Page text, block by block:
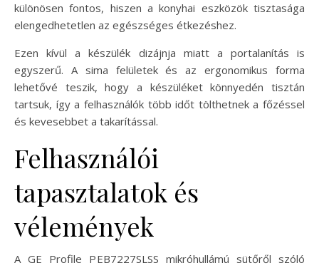
különösen fontos, hiszen a konyhai eszközök tisztasága
elengedhetetlen az egészséges étkezéshez.
Ezen kívül a készülék dizájnja miatt a portalanítás is
egyszerű. A sima felületek és az ergonomikus forma
lehetővé teszik, hogy a készüléket könnyedén tisztán
tartsuk, így a felhasználók több időt tölthetnek a főzéssel
és kevesebbet a takarítással.
Felhasználói
tapasztalatok és
vélemények
A GE Profile PEB7227SLSS mikróhullámú sütőről szóló